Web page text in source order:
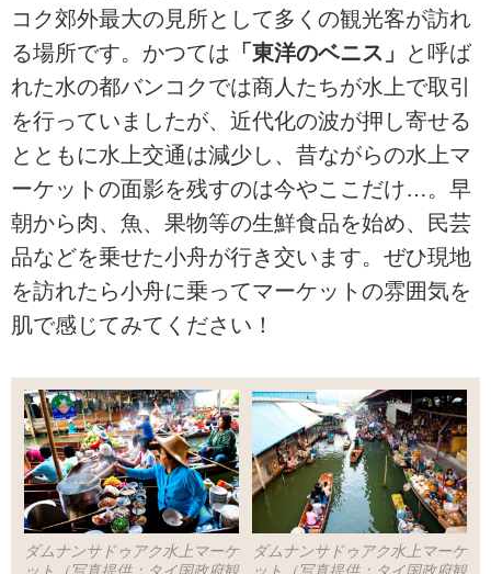
コク郊外最大の見所として多くの観光客が訪れ
る場所です。かつては 「東洋のベニス」
と呼ば
れた水の都バンコクでは商人たちが水上で取引
を行っていましたが、近代化の波が押し寄せる
とともに水上交通は減少し、昔ながらの水上マ
ーケットの面影を残すのは今やここだけ…。早
朝から肉、魚、果物等の生鮮食品を始め、民芸
品などを乗せた小舟が行き交います。ぜひ現地
を訪れたら小舟に乗ってマーケットの雰囲気を
肌で感じてみてください！
ダムナンサドゥアク水上マーケ
ダムナンサドゥアク水上マーケ